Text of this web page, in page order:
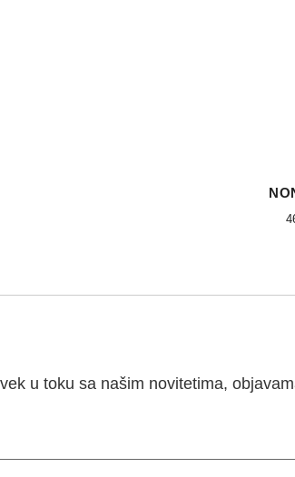
u toku sa našim novitetima,